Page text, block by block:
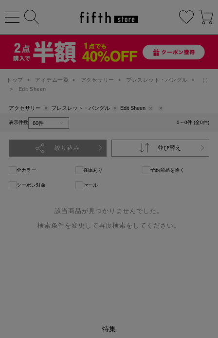
トップ > アイテム一覧 > アクセサリー > ブレスレット・バングル >
（）
>
Edit Sheen
アクセサリー ブレスレット・バングル Edit Sheen
表示件数 0～0件 (全0件)
絞り込み 並び替え
全カラー 在庫あり 予約商品を除く
クーポン対象 セール
該当商品が見つかりませんでした。
検索条件を変更して再度検索をしてください。
特集